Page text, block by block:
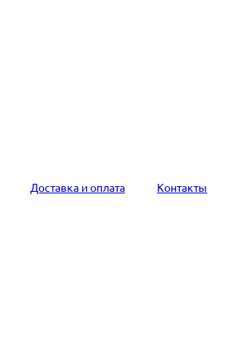
Доставка и оплата Контакты